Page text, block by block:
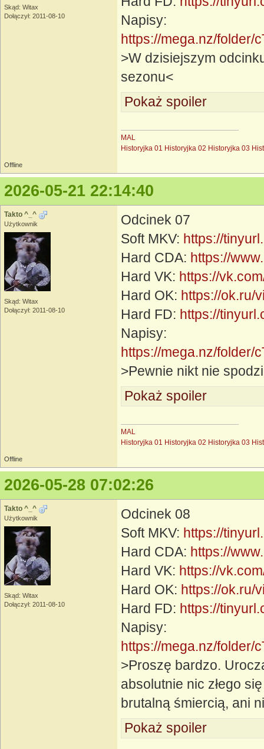
Skąd: Witax
Dołączył: 2011-08-10
Napisy:
https://mega.nz/folder/
>W dzisiejszym
sezonu<
Pokaż spoiler
MAL
Historyjka 01 Historyjka 02 Historyjka 03
Offline
2026-05-21 22:14:40
Takto ^_^
Użytkownik
Skąd: Witax
Dołączył: 2011-08-10
Odcinek 07
Soft MKV: https://
Hard CDA: https://
Hard VK: https://
Hard OK: https://ok.ru/
Hard FD: https://
Napisy:
https://mega.nz/folder/
>Pewnie nikt nie
Pokaż spoiler
MAL
Historyjka 01 Historyjka 02 Historyjka 03
Offline
2026-05-28 07:02:26
Takto ^_^
Użytkownik
Skąd: Witax
Dołączył: 2011-08-10
Odcinek 08
Soft MKV: https://
Hard CDA: https://
Hard VK: https://
Hard OK: https://ok.ru/
Hard FD: https://
Napisy:
https://mega.nz/folder/
>Proszę bardzo.
absolutnie nic złego
brutalną śmiercią, ani
Pokaż spoiler